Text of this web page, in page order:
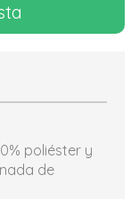
poliéster y
de